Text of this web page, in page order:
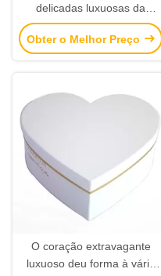
delicadas luxuosas da
gaveta, caixas de
empacotamento do logotipo
Obter o Melhor Preço
O coração extravagante
luxuoso deu forma à vária